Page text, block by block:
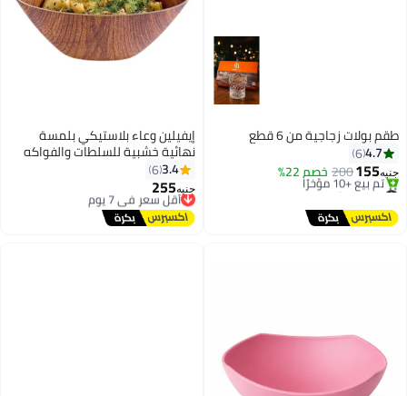
بولات زجاجية من 6 قطع
4.7
6
155
200خصم 22%
#8 في الأوعية
توصيل مجاني
تم بيع +10 مؤخرًا
#8 في الأوعية
إيفيلين وعاء بلاستيكي بلمسة
نهائية خشبية للسلطات والفواكه
والفشار يضيف مظهرًا أنيقًا لمنزلك
مثلث الشكل 16 سم (مضاد للكسر)
3.4
6
جنيه255
أقل سعر في 7 يوم
توصيل مجاني
أقل سعر في 7 يوم